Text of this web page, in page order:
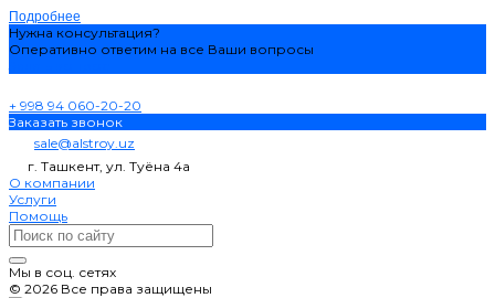
Подробнее
Нужна консультация?
Оперативно ответим на все Ваши вопросы
+ 998 94 060-20-20
Заказать звонок
sale@alstroy.uz
г. Ташкент, ул. Туёна 4а
О компании
Услуги
Помощь
Мы в соц. сетях
© 2026 Все права защищены